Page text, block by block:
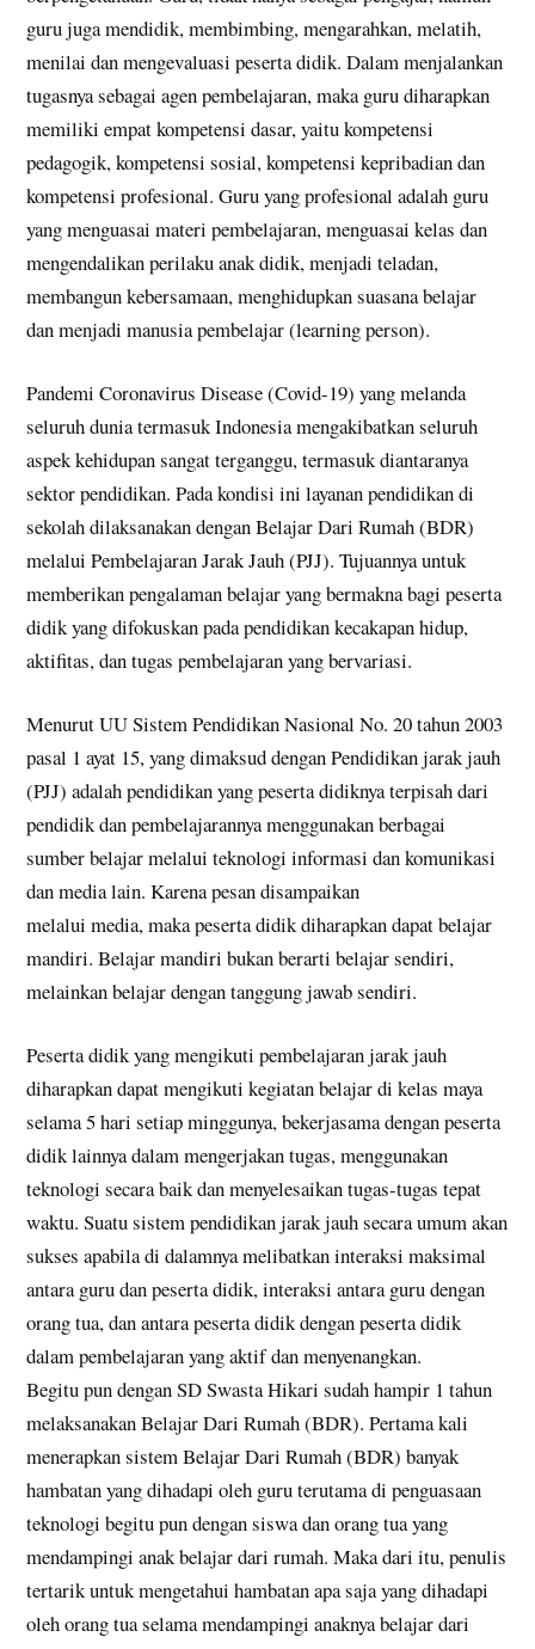
guru juga mendidik, membimbing, mengarahkan, melatih,
menilai dan mengevaluasi peserta didik. Dalam menjalankan
tugasnya sebagai agen pembelajaran, maka guru diharapkan
memiliki empat kompetensi dasar, yaitu kompetensi
pedagogik, kompetensi sosial, kompetensi kepribadian dan
kompetensi profesional. Guru yang profesional adalah guru
yang menguasai materi pembelajaran, menguasai kelas dan
mengendalikan perilaku anak didik, menjadi teladan,
membangun kebersamaan, menghidupkan suasana belajar
dan menjadi manusia pembelajar (learning person).
Pandemi Coronavirus Disease (Covid-19) yang melanda
seluruh dunia termasuk Indonesia mengakibatkan seluruh
aspek kehidupan sangat terganggu, termasuk diantaranya
sektor pendidikan. Pada kondisi ini layanan pendidikan di
sekolah dilaksanakan dengan Belajar Dari Rumah (BDR)
melalui Pembelajaran Jarak Jauh (PJJ). Tujuannya untuk
memberikan pengalaman belajar yang bermakna bagi peserta
didik yang difokuskan pada pendidikan kecakapan hidup,
aktifitas, dan tugas pembelajaran yang bervariasi.
Menurut UU Sistem Pendidikan Nasional No. 20 tahun 2003
pasal 1 ayat 15, yang dimaksud dengan Pendidikan jarak jauh
(PJJ) adalah pendidikan yang peserta didiknya terpisah dari
pendidik dan pembelajarannya menggunakan berbagai
sumber belajar melalui teknologi informasi dan komunikasi
dan media lain. Karena pesan disampaikan
melalui media, maka peserta didik diharapkan dapat belajar
mandiri. Belajar mandiri bukan berarti belajar sendiri,
melainkan belajar dengan tanggung jawab sendiri.
Peserta didik yang mengikuti pembelajaran jarak jauh
diharapkan dapat mengikuti kegiatan belajar di kelas maya
selama 5 hari setiap minggunya, bekerjasama dengan peserta
didik lainnya dalam mengerjakan tugas, menggunakan
teknologi secara baik dan menyelesaikan tugas-tugas tepat
waktu. Suatu sistem pendidikan jarak jauh secara umum akan
sukses apabila di dalamnya melibatkan interaksi maksimal
antara guru dan peserta didik, interaksi antara guru dengan
orang tua, dan antara peserta didik dengan peserta didik
dalam pembelajaran yang aktif dan menyenangkan.
Begitu pun dengan SD Swasta Hikari sudah hampir 1 tahun
melaksanakan Belajar Dari Rumah (BDR). Pertama kali
menerapkan sistem Belajar Dari Rumah (BDR) banyak
hambatan yang dihadapi oleh guru terutama di penguasaan
teknologi begitu pun dengan siswa dan orang tua yang
mendampingi anak belajar dari rumah. Maka dari itu, penulis
tertarik untuk mengetahui hambatan apa saja yang dihadapi
oleh orang tua selama mendampingi anaknya belajar dari